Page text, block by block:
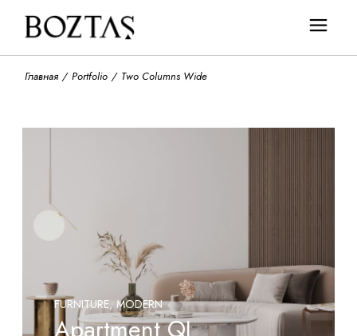
Главная Portfolio Two Columns Wide
FURNITURE MODERN